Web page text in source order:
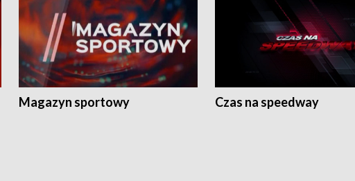
Magazyn sportowy Czas na speedway